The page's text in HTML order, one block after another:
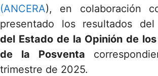
(ANCERA), en colaboración
presentado los resultados del
del Estado de la Opinión de
de la Posventa
trimestre de 2025.